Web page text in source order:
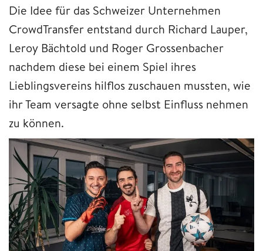
Die Idee für das Schweizer Unternehmen
CrowdTransfer entstand durch Richard Lauper,
Leroy Bächtold und Roger Grossenbacher
nachdem diese bei einem Spiel ihres
Lieblingsvereins hilflos zuschauen mussten, wie
ihr Team versagte ohne selbst Einfluss nehmen
zu können.